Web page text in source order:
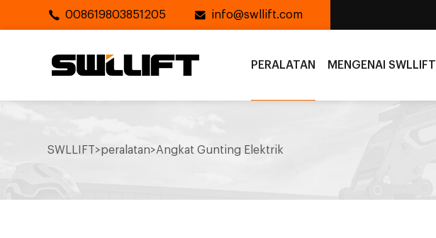
008619803851205 info@swllift.com
PERALATAN MENGENAI SWLLIFT
SWLLIFT>peralatan>Angkat Gunting Elektrik